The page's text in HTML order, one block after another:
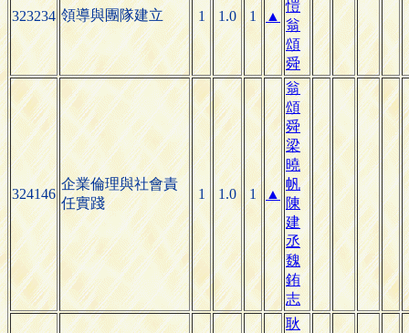
323234 領導與團隊建立 1 1.0 1 ▲
愷
翁
頌
舜
324146
企業倫理與社會責
任實踐
1 1.0 1 ▲
翁
頌
舜
梁
曉
帆
陳
建
丞
魏
銪
志
耿